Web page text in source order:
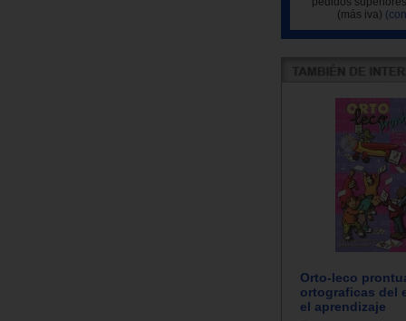
(más iva)
Orto-leco
ortograficas del
el aprendizaje